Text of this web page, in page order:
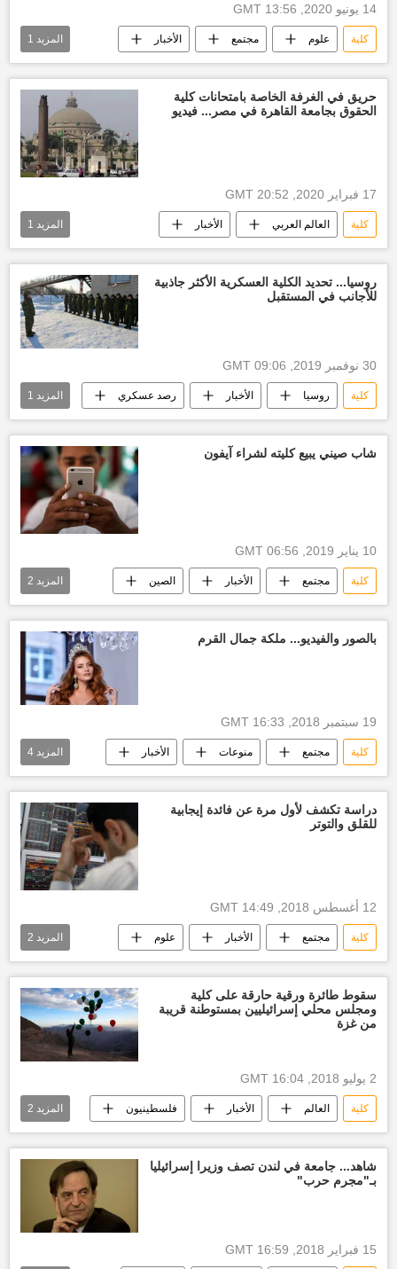
14 يونيو 2020, 13:56 GMT
كلية علوم مجتمع الأخبار
كلية بشرية
المزيد 1
حريق في الغرفة الخاصة بامتحانات كلية
الحقوق بجامعة القاهرة في مصر... فيديو
17 فبراير 2020, 20:52 GMT
كلية العالم العربي الأخبار
جامعة القاهرة
المزيد 1
روسيا... تحديد الكلية العسكرية الأكثر جاذبية
للأجانب في المستقبل
30 نوفمبر 2019, 09:06 GMT
كلية روسيا الأخبار رصد عسكري
تعليم
المزيد 1
شاب صيني يبيع كليته لشراء آيفون
10 يناير 2019, 06:56 GMT
كلية مجتمع الأخبار الصين
شراء أحدث آيفون
المزيد 2
بالصور والفيديو... ملكة جمال القرم
19 سبتمبر 2018, 16:33 GMT
كلية مجتمع منوعات الأخبار
مسابقة ملكة الجمال طالبة اقتصاد
جمهورية القرم الروسية
المزيد 4
دراسة تكشف لأول مرة عن فائدة إيجابية
للقلق والتوتر
12 أغسطس 2018, 14:49 GMT
كلية مجتمع الأخبار علوم
توتر جامعة
المزيد 2
سقوط طائرة ورقية حارقة على كلية
ومجلس محلي إسرائيليين بمستوطنة قريبة
من غزة
2 يوليو 2018, 16:04 GMT
كلية العالم الأخبار فلسطينيون
إسرائيل قطاع غزة
المزيد 2
شاهد... جامعة في لندن تصف وزيرا إسرائيليا
بـ"مجرم حرب"
15 فبراير 2018, 16:59 GMT